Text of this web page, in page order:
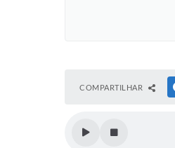
COMPARTILHAR